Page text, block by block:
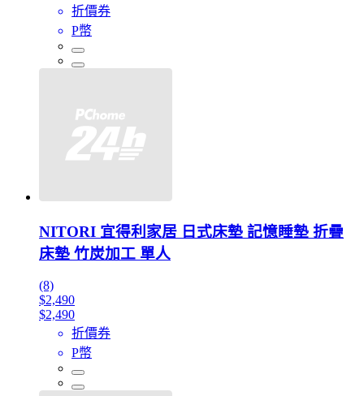
折價券
P幣
NITORI 宜得利家居 日式床墊 記憶睡墊 折疊
床墊 竹炭加工 單人
(8)
$2,490
$2,490
折價券
P幣